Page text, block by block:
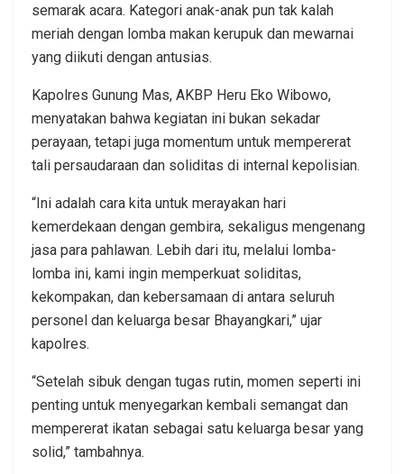
semarak acara. Kategori anak-anak pun tak kalah
meriah dengan lomba makan kerupuk dan mewarnai
yang diikuti dengan antusias.
Kapolres Gunung Mas, AKBP Heru Eko Wibowo,
menyatakan bahwa kegiatan ini bukan sekadar
perayaan, tetapi juga momentum untuk mempererat
tali persaudaraan dan soliditas di internal kepolisian.
“Ini adalah cara kita untuk merayakan hari
kemerdekaan dengan gembira, sekaligus mengenang
jasa para pahlawan. Lebih dari itu, melalui lomba-
lomba ini, kami ingin memperkuat soliditas,
kekompakan, dan kebersamaan di antara seluruh
personel dan keluarga besar Bhayangkari,” ujar
kapolres.
“Setelah sibuk dengan tugas rutin, momen seperti ini
penting untuk menyegarkan kembali semangat dan
mempererat ikatan sebagai satu keluarga besar yang
solid,” tambahnya.